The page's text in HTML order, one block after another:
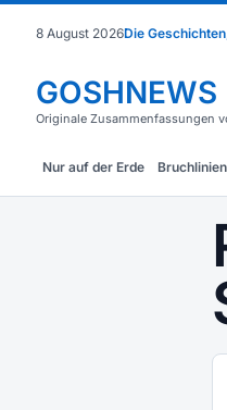
8 August 2026Die
GOSHNEWS
Originale Zusammenfassungen
Nur auf der Erde Bruchlinien